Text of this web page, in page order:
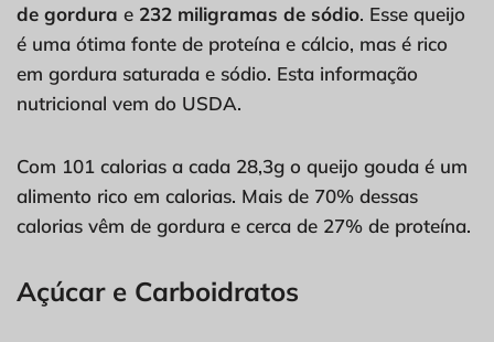
de gordura e 232 miligramas de sódio. Esse queijo
é uma ótima fonte de proteína e cálcio, mas é rico
em gordura saturada e sódio. Esta informação
nutricional vem do USDA.
Com 101 calorias a cada 28,3g o queijo gouda é um
alimento rico em calorias. Mais de 70% dessas
calorias vêm de gordura e cerca de 27% de proteína.
Açúcar e Carboidratos